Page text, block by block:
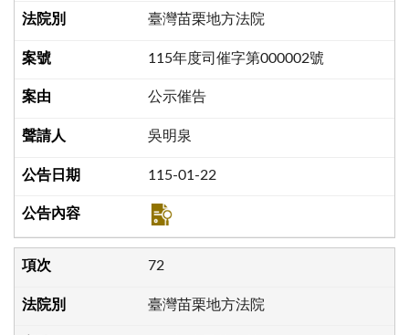
臺灣苗栗地方法院
115年度司催字第000002號
公示催告
吳明泉
115-01-22
72
臺灣苗栗地方法院